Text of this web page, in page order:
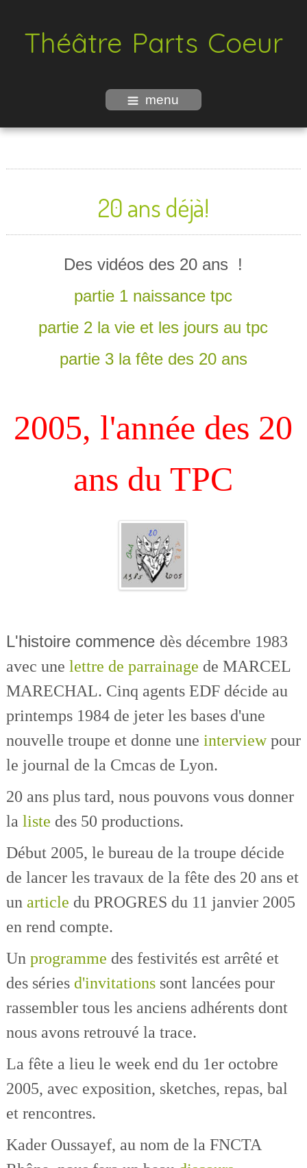
Théâtre Parts Coeur
menu
20 ans déjà!
Des vidéos des 20 ans !
partie 1 naissance tpc
partie 2 la vie et les jours au tpc
partie 3 la fête des 20 ans
2005, l'année des 20
ans du TPC
L'histoire commence dès décembre 1983
avec une lettre de parrainage de MARCEL
MARECHAL. Cinq agents EDF décide au
printemps 1984 de jeter les bases d'une
nouvelle troupe et donne une interviewpour
le journal de la Cmcas de Lyon.
20 ans plus tard, nous pouvons vous donner
la liste des 50 productions.
Début 2005, le bureau de la troupe décide
de lancer les travaux de la fête des 20 ans et
un article du PROGRES du 11 janvier 2005
en rend compte.
Un programme des festivités est arrêté et
des séries d'invitationssont lancées pour
rassembler tous les anciens adhérents dont
nous avons retrouvé la trace.
La fête a lieu le week end du 1er octobre
2005, avec exposition, sketches, repas, bal
et rencontres.
Kader Oussayef, au nom de la FNCTA